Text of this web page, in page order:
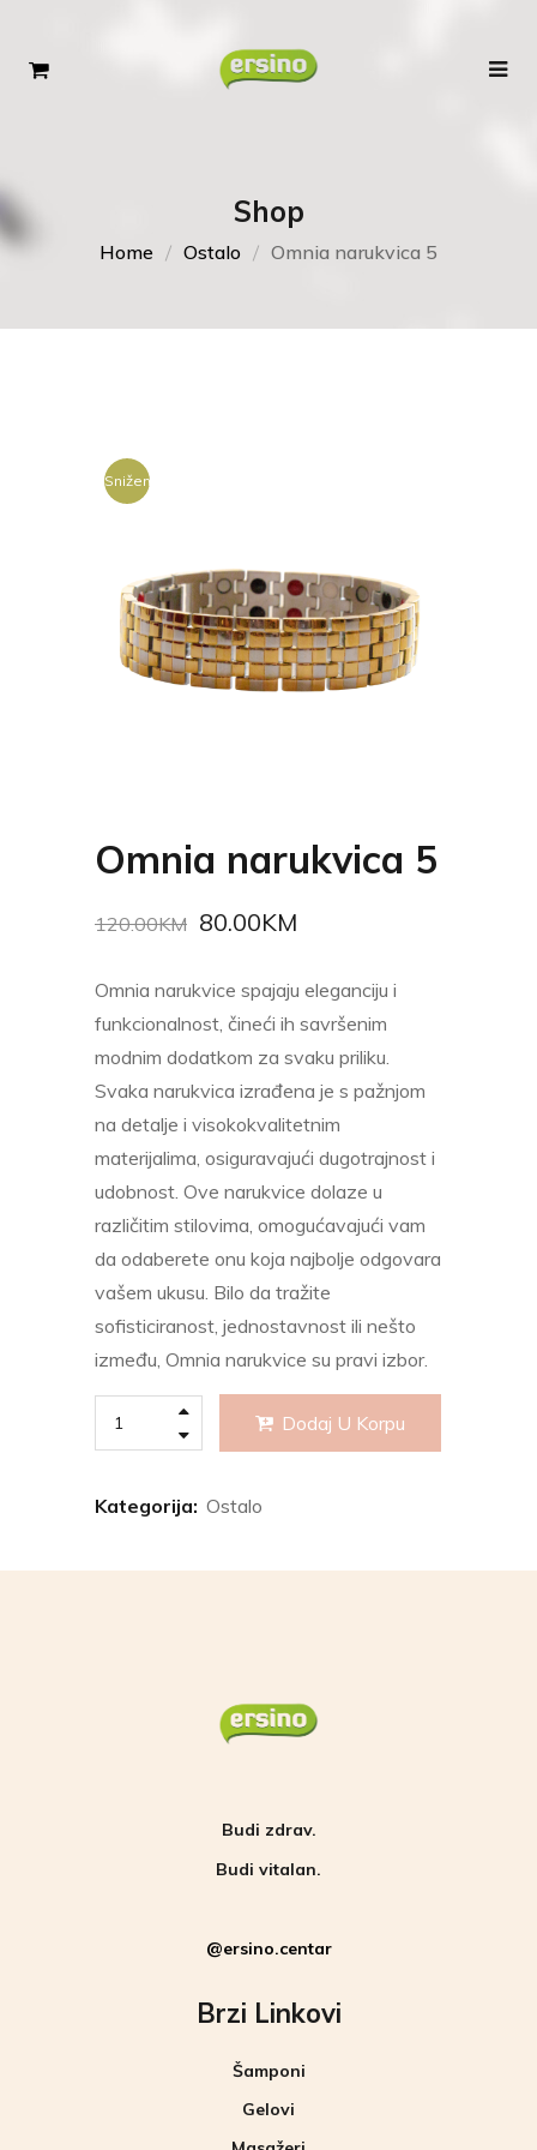
Shop
Home Ostalo Omnia narukvica 5
Sniženje
Omnia narukvica 5
120.00KM 80.00KM
Omnia narukvice spajaju eleganciju i
funkcionalnost, čineći ih savršenim
modnim dodatkom za svaku priliku.
Svaka narukvica izrađena je s pažnjom
na detalje i visokokvalitetnim
materijalima, osiguravajući dugotrajnost i
udobnost. Ove narukvice dolaze u
različitim stilovima, omogućavajući vam
da odaberete onu koja najbolje odgovara
vašem ukusu. Bilo da tražite
sofisticiranost, jednostavnost ili nešto
između, Omnia narukvice su pravi izbor.
Dodaj U Korpu
Kategorija: Ostalo
Budi zdrav.
Budi vitalan.
@ersino.centar
Brzi Linkovi
Šamponi
Gelovi